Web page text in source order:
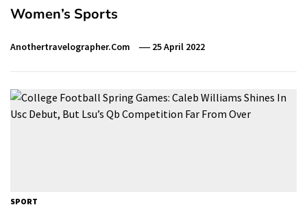
Women’s Sports
Anothertravelographer.com 25 April 2022
SPORT